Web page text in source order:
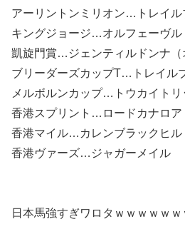
アーリントンミリオン…トレイル
キングジョージ…オルフェーヴル
凱旋門賞…ジェンティルドンナ（
ブリーダーズカップT…トレイル
メルボルンカップ…トウカイトリ
香港スプリント…ロードカナロア
香港マイル…カレンブラックヒル
香港ヴァーズ…ジャガーメイル
日本馬強すぎワロタｗｗｗｗｗ